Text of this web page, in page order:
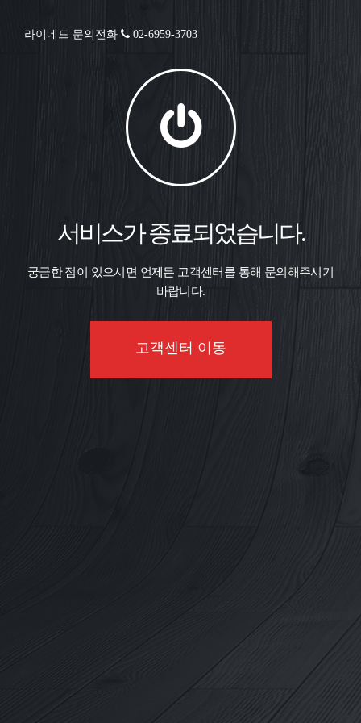
라이네드 문의전화 02-6959-3703
서비스가 종료되었습니다.
궁금한 점이 있으시면 언제든 고객센터를 통해 문의해주시기
바랍니다.
고객센터 이동